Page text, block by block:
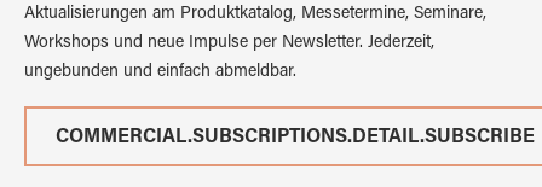
Aktualisierungen am Produktkatalog, Messetermine, Seminare,
Workshops und neue Impulse per Newsletter. Jederzeit,
ungebunden und einfach abmeldbar.
COMMERCIAL.SUBSCRIPTIONS.DETAIL.SUBSCRIBE